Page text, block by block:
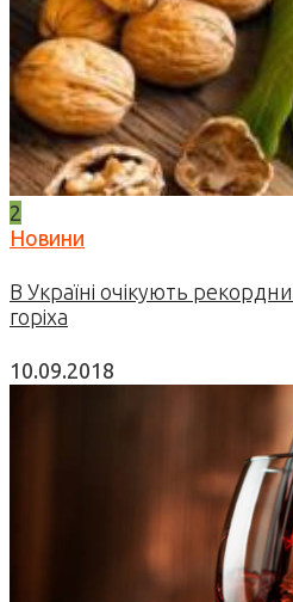
2
Новини
В Україні очікують
горіха
10.09.2018